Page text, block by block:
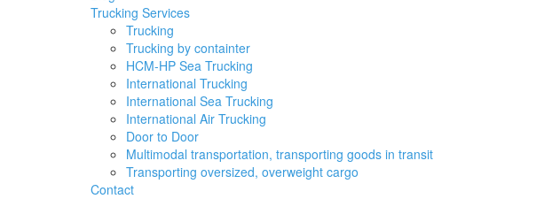
Trucking Services
Trucking
Trucking by containter
HCM-HP Sea Trucking
International Trucking
International Sea Trucking
International Air Trucking
Door to Door
Multimodal transportation, transporting goods in transit
Transporting oversized, overweight cargo
Contact